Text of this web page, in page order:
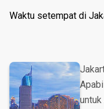
Waktu setempat di
untuk